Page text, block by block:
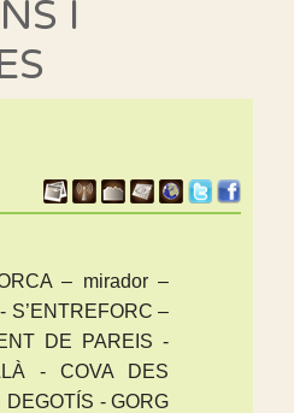
I
– mirador –
S’ENTREFORC –
DE PAREIS -
- COVA DES
- GORG